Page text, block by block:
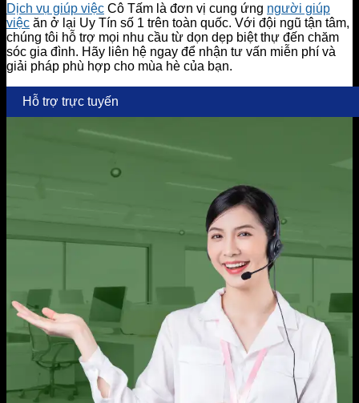
Dịch vụ giúp việc Cô Tấm là đơn vị cung ứng người giúp
việc ăn ở lại Uy Tín số 1 trên toàn quốc. Với đội ngũ tận tâm,
chúng tôi hỗ trợ mọi nhu cầu từ dọn dẹp biệt thự đến chăm
sóc gia đình. Hãy liên hệ ngay để nhận tư vấn miễn phí và
giải pháp phù hợp cho mùa hè của bạn.
Hỗ trợ trực tuyến